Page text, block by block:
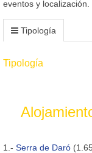
eventos y localización.
Tipología
Tipología
1.- Serra de Daró